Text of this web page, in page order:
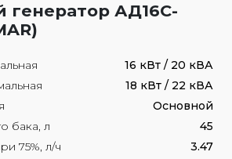
генератор АД16С-
16 кВт / 20 кВА
18 кВт / 22 кВА
Основной
бака, л
45
75%, л/ч
3.47